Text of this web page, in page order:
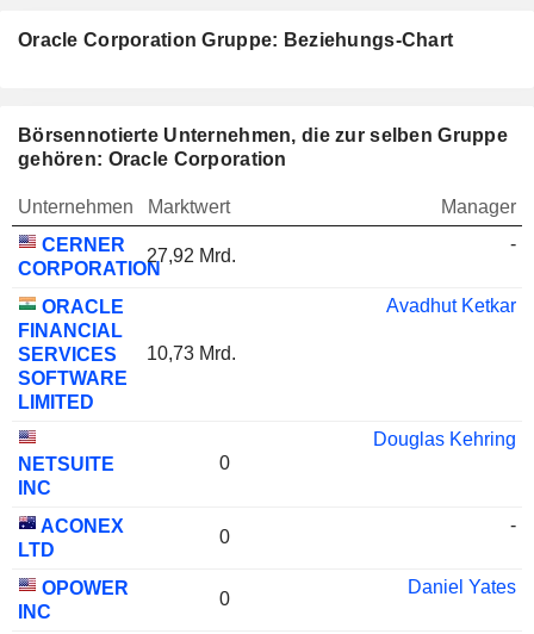
Oracle Corporation Gruppe: Beziehungs-Chart
Börsennotierte Unternehmen, die zur selben Gruppe
gehören: Oracle Corporation
Unternehmen Marktwert
Manager
CERNER
CORPORATION
27,92 Mrd.
-
ORACLE
FINANCIAL
SERVICES
SOFTWARE
LIMITED
10,73 Mrd.
Avadhut Ketkar
NETSUITE
INC
0
Douglas Kehring
ACONEX
LTD
0
-
OPOWER
INC
0
Daniel Yates